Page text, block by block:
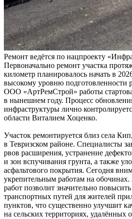
Ремонт ведётся по нацпроекту
Первоначально ремонт участка
километр планировалось начать в
высокому уровню подготовленности
ООО «АртРемСтрой» работы
в нынешнем году. Процесс
инфраструктуры лично
области Виталием Хоценко.
Участок ремонтируется близ села
в Тевризском районе. Специалисты
рвов расширения, устранение
и зон вспучивания грунта, а также
асфальтового покрытия. Сегодня
укрепительным работам на
работ позволит значительно
транспортных путей для жителей
пунктов, что существенно улучшит
на сельских территориях, удалённых